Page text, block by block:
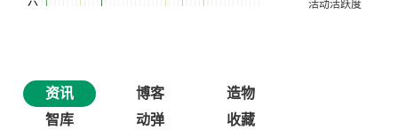
资讯 博客
造物
智库
动弹 收藏